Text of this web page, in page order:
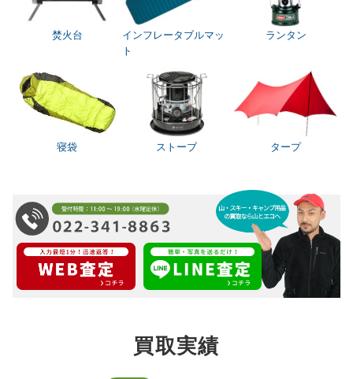
焚火台
インフレータブルマッ
ト
ランタン
寝袋 ストーブ タープ
買取実績